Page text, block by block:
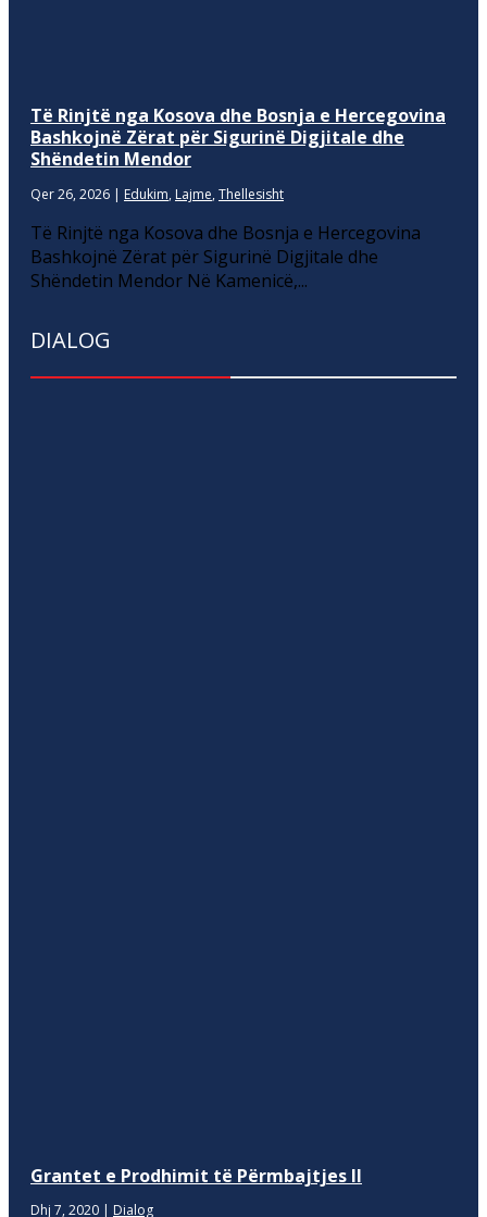
Të Rinjtë nga Kosova dhe Bosnja e Hercegovina
Bashkojnë Zërat për Sigurinë Digjitale dhe
Shëndetin Mendor
Qer 26, 2026 | Edukim, Lajme, Thellesisht
Të Rinjtë nga Kosova dhe Bosnja e Hercegovina
Bashkojnë Zërat për Sigurinë Digjitale dhe
Shëndetin Mendor Në Kamenicë,...
DIALOG
Grantet e Prodhimit të Përmbajtjes II
Dhj 7, 2020 | Dialog